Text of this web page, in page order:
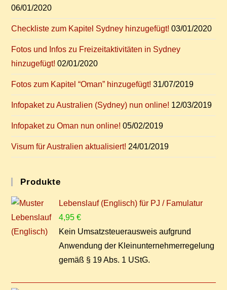
06/01/2020
Check­lis­te zum Ka­pi­tel Syd­ney hinzugefügt! 03/01/2020
Fo­tos und In­fos zu Frei­zeit­ak­ti­vi­tä­ten in Syd­ney
hinzugefügt! 02/01/2020
Fo­tos zum Ka­pi­tel “Oman” hinzugefügt! 31/07/2019
In­fo­pa­ket zu Aus­tra­li­en (Syd­ney) nun online! 12/03/2019
In­fo­pa­ket zu Oman nun online! 05/02/2019
Vi­sum für Aus­tra­li­en aktualisiert! 24/01/2019
Pro­duk­te
Lebenslauf (Englisch) für PJ / Famulatur
4,95€
Kein Umsatzsteuerausweis aufgrund
Anwendung der Kleinunternehmerregelung
gemäß § 19 Abs. 1 UStG.